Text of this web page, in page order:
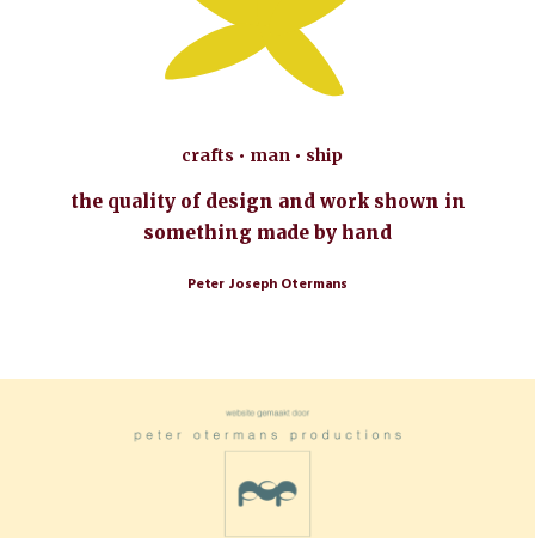
crafts • man • ship
the quality of design and work shown in
something made by hand
Peter Joseph Otermans